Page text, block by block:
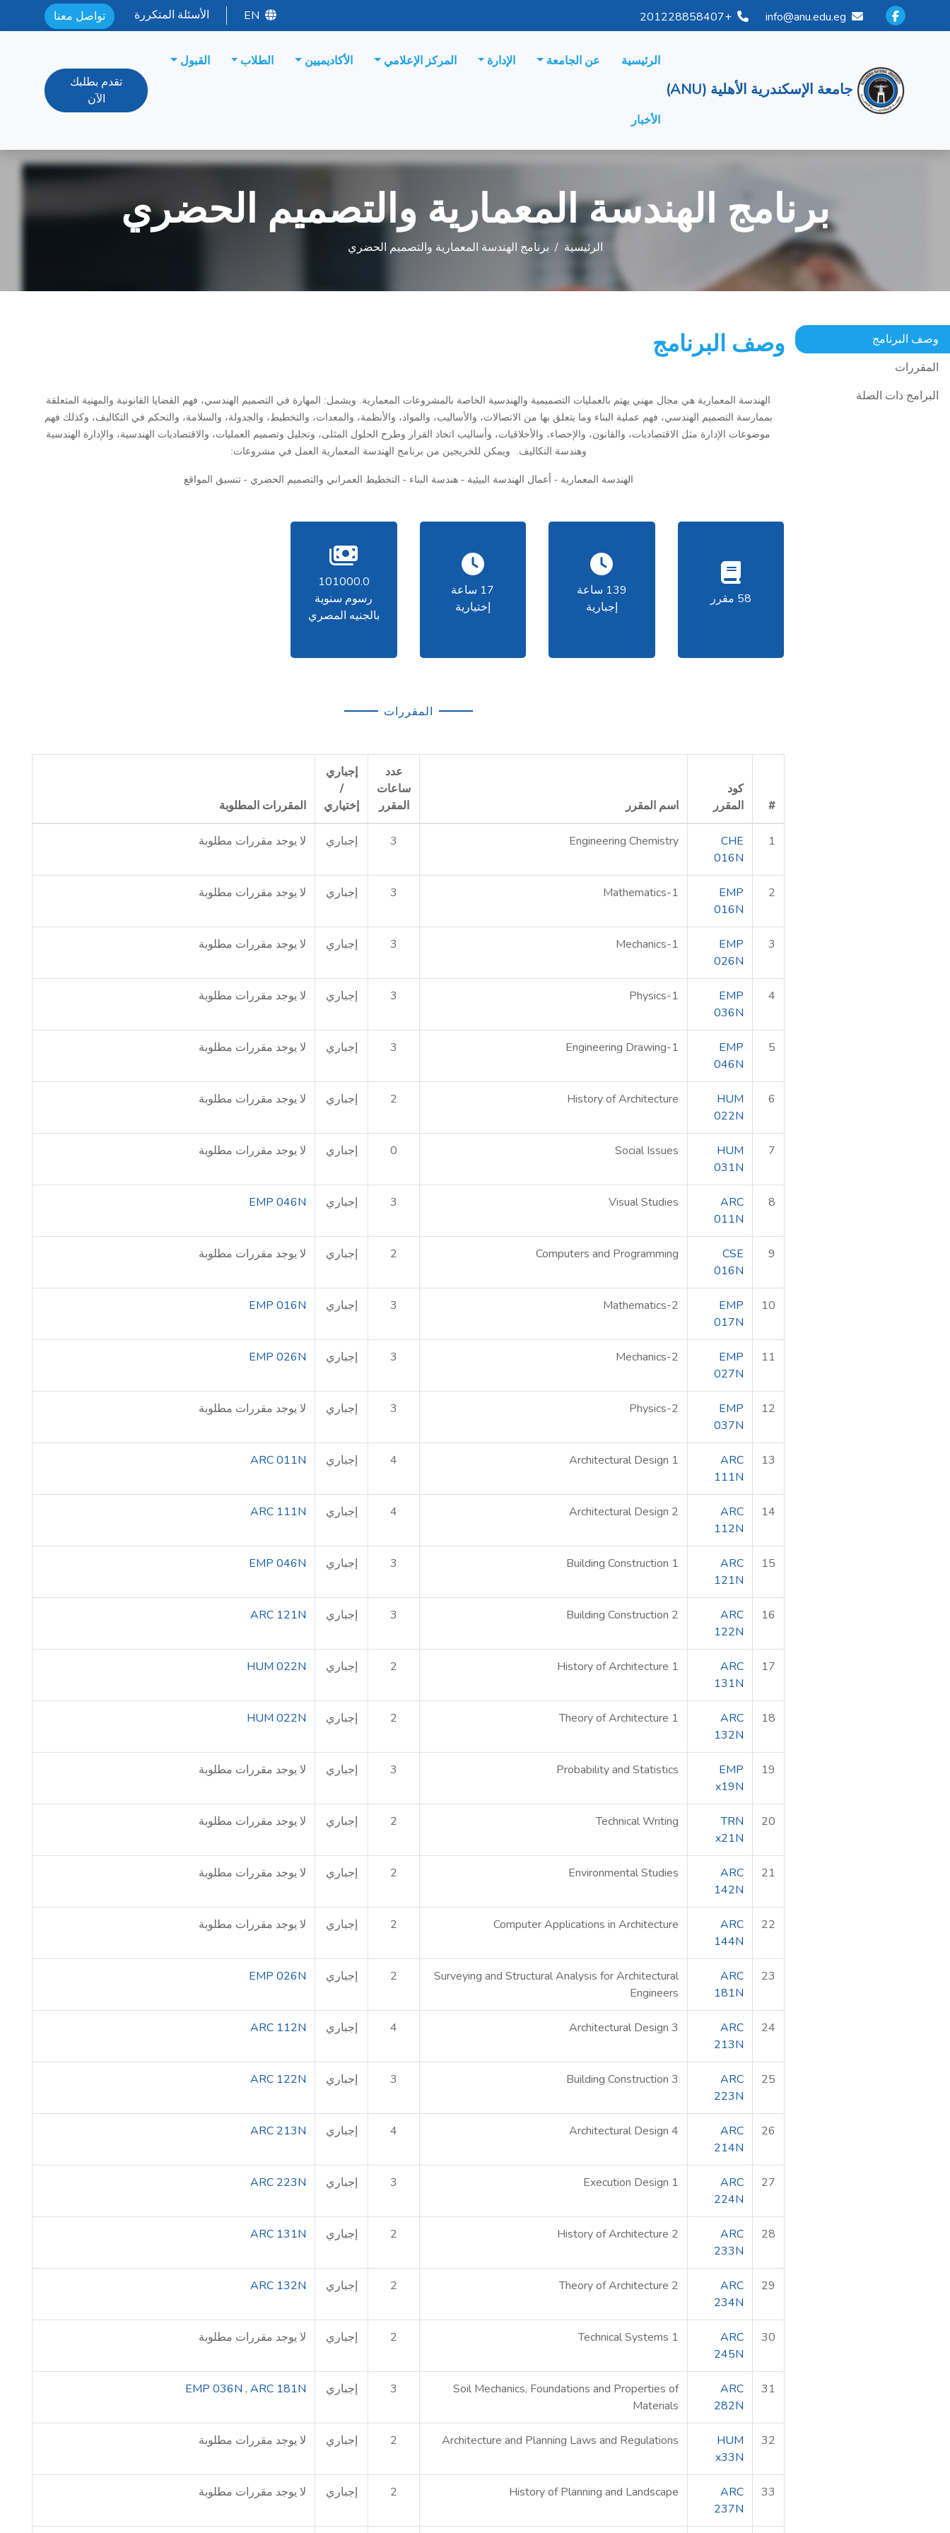
info@anu.edu.eg
+201228858407
EN الأسئلة المتكررة تواصل معنا
جامعة الإسكندرية الأهلية (ANU)
الرئيسية عن الجامعة الإدارة المركز الإعلامي الأكاديميين الطلاب القبول
الأخبار
تقدم بطلبك
الآن
برنامج الهندسة المعمارية والتصميم الحضري
الرئيسية / برنامج الهندسة المعمارية والتصميم الحضري
وصف البرنامج
المقررات
البرامج ذات الصلة
وصف البرنامج
الهندسة المعمارية هي مجال مهني يهتم بالعمليات التصميمية والهندسية الخاصة بالمشروعات المعمارية. ويشمل: المهارة في التصميم الهندسي، فهم القضايا القانونية والمهنية المتعلقة
بممارسة التصميم الهندسي، فهم عملية البناء وما يتعلق بها من الاتصالات، والأساليب، والمواد، والأنظمة، والمعدات، والتخطيط، والجدولة، والسلامة، والتحكم في التكاليف، وكذلك فهم
موضوعات الإدارة مثل الاقتصاديات، والقانون، والإحصاء، والأخلاقيات، وأساليب اتخاذ القرار وطرح الحلول المثلى، وتحليل وتصميم العمليات، والاقتصاديات الهندسية، والإدارة الهندسية
وهندسة التكاليف.
ويمكن للخريجين من برنامج الهندسة المعمارية العمل في مشروعات:
الهندسة المعمارية - أعمال الهندسة البيئية - هندسة البناء - التخطيط العمراني والتصميم الحضري - تنسيق المواقع
58 مقرر
139 ساعة
إجبارية
17 ساعة
إختيارية
101000.0
رسوم سنوية
بالجنيه المصري
المقررات
#
كود
المقرر
اسم المقرر
عدد
ساعات
المقرر
إجباري
/
إختياري
المقررات المطلوبة
1
CHE
016N
Engineering Chemistry
3 إجباري لا يوجد مقررات مطلوبة
2
EMP
016N
Mathematics-1
3 إجباري لا يوجد مقررات مطلوبة
3
EMP
026N
Mechanics-1
3 إجباري لا يوجد مقررات مطلوبة
4
EMP
036N
Physics-1
3 إجباري لا يوجد مقررات مطلوبة
5
EMP
046N
Engineering Drawing-1
3 إجباري لا يوجد مقررات مطلوبة
6
HUM
022N
History of Architecture
2 إجباري لا يوجد مقررات مطلوبة
7
HUM
031N
Social Issues
0 إجباري لا يوجد مقررات مطلوبة
8
ARC
011N
Visual Studies
3 إجباري EMP 046N
9
CSE
016N
Computers and Programming
2 إجباري لا يوجد مقررات مطلوبة
10
EMP
017N
Mathematics-2
3 إجباري EMP 016N
11
EMP
027N
Mechanics-2
3 إجباري EMP 026N
12
EMP
037N
Physics-2
3 إجباري لا يوجد مقررات مطلوبة
13
ARC
111N
Architectural Design 1
4 إجباري ARC 011N
14
ARC
112N
Architectural Design 2
4 إجباري ARC 111N
15
ARC
121N
Building Construction 1
3 إجباري EMP 046N
16
ARC
122N
Building Construction 2
3 إجباري ARC 121N
17
ARC
131N
History of Architecture 1
2 إجباري HUM 022N
18
ARC
132N
Theory of Architecture 1
2 إجباري HUM 022N
19
EMP
x19N
Probability and Statistics
3 إجباري لا يوجد مقررات مطلوبة
20
TRN
x21N
Technical Writing
2 إجباري لا يوجد مقررات مطلوبة
21
ARC
142N
Environmental Studies
2 إجباري لا يوجد مقررات مطلوبة
22
ARC
144N
Computer Applications in Architecture
2 إجباري لا يوجد مقررات مطلوبة
23
ARC
181N
Surveying and Structural Analysis for Architectural
Engineers
2 إجباري EMP 026N
24
ARC
213N
Architectural Design 3
4 إجباري ARC 112N
25
ARC
223N
Building Construction 3
3 إجباري ARC 122N
26
ARC
214N
Architectural Design 4
4 إجباري ARC 213N
27
ARC
224N
Execution Design 1
3 إجباري ARC 223N
28
ARC
233N
History of Architecture 2
2 إجباري ARC 131N
29
ARC
234N
Theory of Architecture 2
2 إجباري ARC 132N
30
ARC
245N
Technical Systems 1
2 إجباري لا يوجد مقررات مطلوبة
31
ARC
282N
Soil Mechanics, Foundations and Properties of
Materials
3 إجباري EMP 036N , ARC 181N
32
HUM
x33N
Architecture and Planning Laws and Regulations
2 إجباري لا يوجد مقررات مطلوبة
33
ARC
237N
History of Planning and Landscape
2 إجباري لا يوجد مقررات مطلوبة